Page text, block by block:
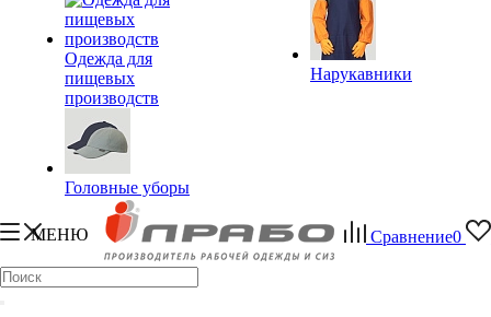
Одежда для
пищевых
производств
Головные уборы
Нарукавники
МЕНЮ Сравнение0